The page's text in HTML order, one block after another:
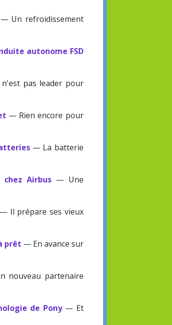
— Un refroidissement
autonome FSD
pas leader pour
— Rien encore pour
— La batterie
Airbus — Une
— Il prépare ses vieux
prêt — En avance sur
nouveau partenaire
de Pony— Et